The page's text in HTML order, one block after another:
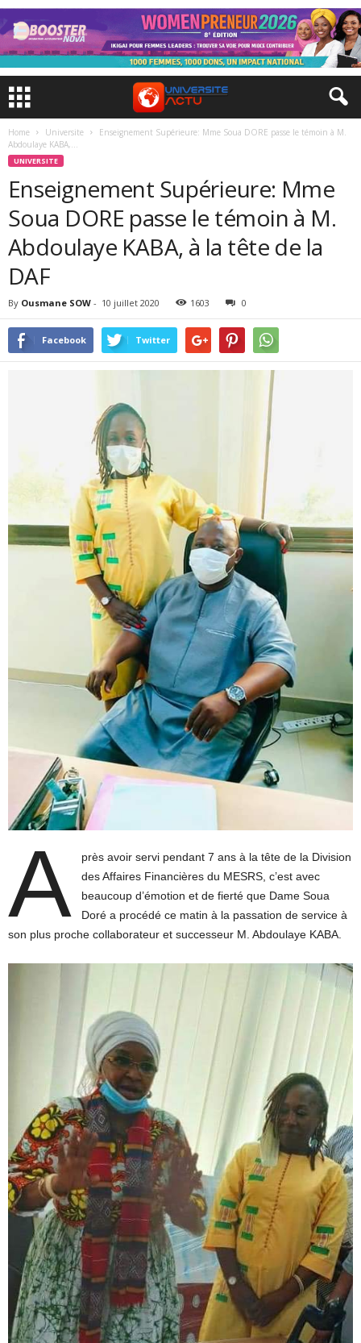
Home Universite
Enseignement Supérieure: Mme Soua DORE passe le témoin à M.
Abdoulaye KABA,...
UNIVERSITE
Enseignement Supérieure: Mme
Soua DORE passe le témoin à M.
Abdoulaye KABA, à la tête de la
DAF
By Ousmane SOW - 10 juillet 2020 1603 0
Facebook Twitter
A
près avoir servi pendant 7 ans à la tête de la Division
des Affaires Financières du MESRS, c’est avec
beaucoup d’émotion et de fierté que Dame Soua
Doré a procédé ce matin à la passation de service à
son plus proche collaborateur et successeur M. Abdoulaye KABA.